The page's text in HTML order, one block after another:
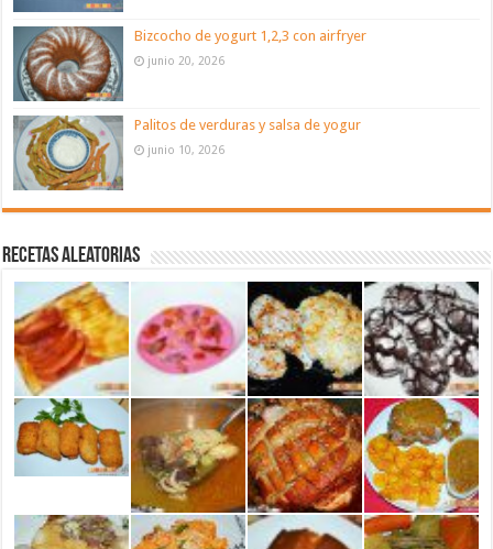
Bizcocho de yogurt 1,2,3 con airfryer
junio 20, 2026
Palitos de verduras y salsa de yogur
junio 10, 2026
Recetas aleatorias